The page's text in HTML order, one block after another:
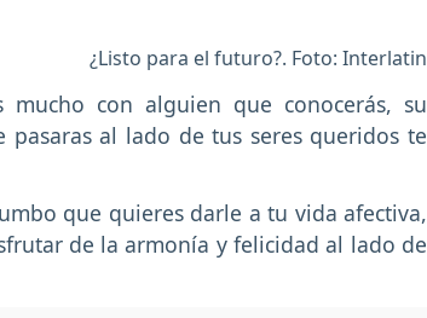
¿Listo para el futuro?. Foto: Interlatin
mucho con alguien que conocerás, su
pasaras al lado de tus seres queridos te
que quieres darle a tu vida afectiva,
de la armonía y felicidad al lado de